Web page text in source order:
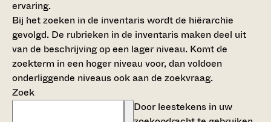
ervaring.
Bij het zoeken in de inventaris wordt de hiërarchie
gevolgd. De rubrieken in de inventaris maken deel uit
van de beschrijving op een lager niveau. Komt de
zoekterm in een hoger niveau voor, dan voldoen
onderliggende niveaus ook aan de zoekvraag.
Zoek
Door leestekens in uw